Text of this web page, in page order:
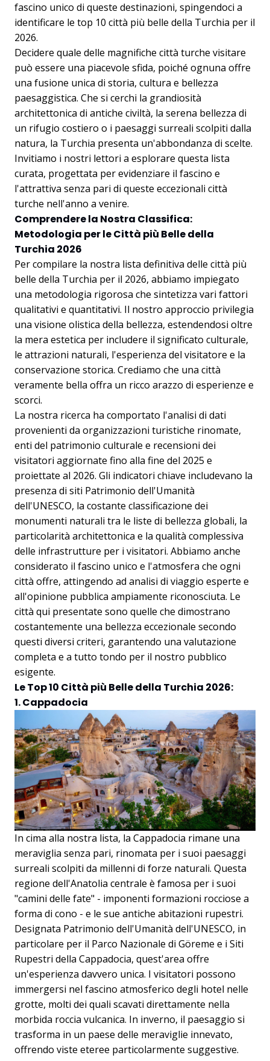
fascino unico di queste destinazioni, spingendoci a
identificare le top 10 città più belle della Turchia per il
2026.
Decidere quale delle magnifiche città turche visitare
può essere una piacevole sfida, poiché ognuna offre
una fusione unica di storia, cultura e bellezza
paesaggistica. Che si cerchi la grandiosità
architettonica di antiche civiltà, la serena bellezza di
un rifugio costiero o i paesaggi surreali scolpiti dalla
natura, la Turchia presenta un'abbondanza di scelte.
Invitiamo i nostri lettori a esplorare questa lista
curata, progettata per evidenziare il fascino e
l'attrattiva senza pari di queste eccezionali città
turche nell'anno a venire.
Comprendere la Nostra Classifica:
Metodologia per le Città più Belle della
Turchia 2026
Per compilare la nostra lista definitiva delle città più
belle della Turchia per il 2026, abbiamo impiegato
una metodologia rigorosa che sintetizza vari fattori
qualitativi e quantitativi. Il nostro approccio privilegia
una visione olistica della bellezza, estendendosi oltre
la mera estetica per includere il significato culturale,
le attrazioni naturali, l'esperienza del visitatore e la
conservazione storica. Crediamo che una città
veramente bella offra un ricco arazzo di esperienze e
scorci.
La nostra ricerca ha comportato l'analisi di dati
provenienti da organizzazioni turistiche rinomate,
enti del patrimonio culturale e recensioni dei
visitatori aggiornate fino alla fine del 2025 e
proiettate al 2026. Gli indicatori chiave includevano la
presenza di siti Patrimonio dell'Umanità
dell'UNESCO, la costante classificazione dei
monumenti naturali tra le liste di bellezza globali, la
particolarità architettonica e la qualità complessiva
delle infrastrutture per i visitatori. Abbiamo anche
considerato il fascino unico e l'atmosfera che ogni
città offre, attingendo ad analisi di viaggio esperte e
all'opinione pubblica ampiamente riconosciuta. Le
città qui presentate sono quelle che dimostrano
costantemente una bellezza eccezionale secondo
questi diversi criteri, garantendo una valutazione
completa e a tutto tondo per il nostro pubblico
esigente.
Le Top 10 Città più Belle della Turchia 2026:
1. Cappadocia
In cima alla nostra lista, la Cappadocia rimane una
meraviglia senza pari, rinomata per i suoi paesaggi
surreali scolpiti da millenni di forze naturali. Questa
regione dell'Anatolia centrale è famosa per i suoi
"camini delle fate" - imponenti formazioni rocciose a
forma di cono - e le sue antiche abitazioni rupestri.
Designata Patrimonio dell'Umanità dell'UNESCO, in
particolare per il Parco Nazionale di Göreme e i Siti
Rupestri della Cappadocia, quest'area offre
un'esperienza davvero unica. I visitatori possono
immergersi nel fascino atmosferico degli hotel nelle
grotte, molti dei quali scavati direttamente nella
morbida roccia vulcanica. In inverno, il paesaggio si
trasforma in un paese delle meraviglie innevato,
offrendo viste eteree particolarmente suggestive.